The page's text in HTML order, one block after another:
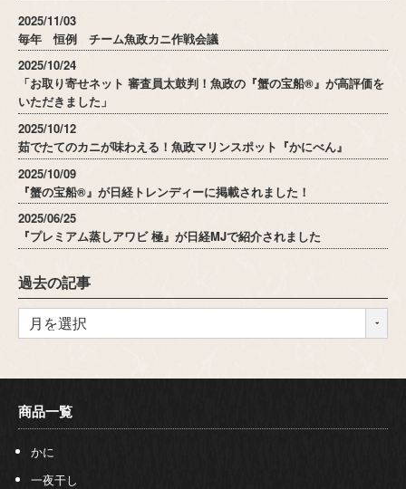
2025/11/03
毎年 恒例 チーム魚政カニ作戦会議
2025/10/24
「お取り寄せネット 審査員太鼓判！魚政の『蟹の宝船®』が高評価を
いただきました」
2025/10/12
茹でたてのカニが味わえる！魚政マリンスポット『かにべん』
2025/10/09
『蟹の宝船®』が日経トレンディーに掲載されました！
2025/06/25
『プレミアム蒸しアワビ 極』が日経MJで紹介されました
過去の記事
商品一覧
かに
一夜干し